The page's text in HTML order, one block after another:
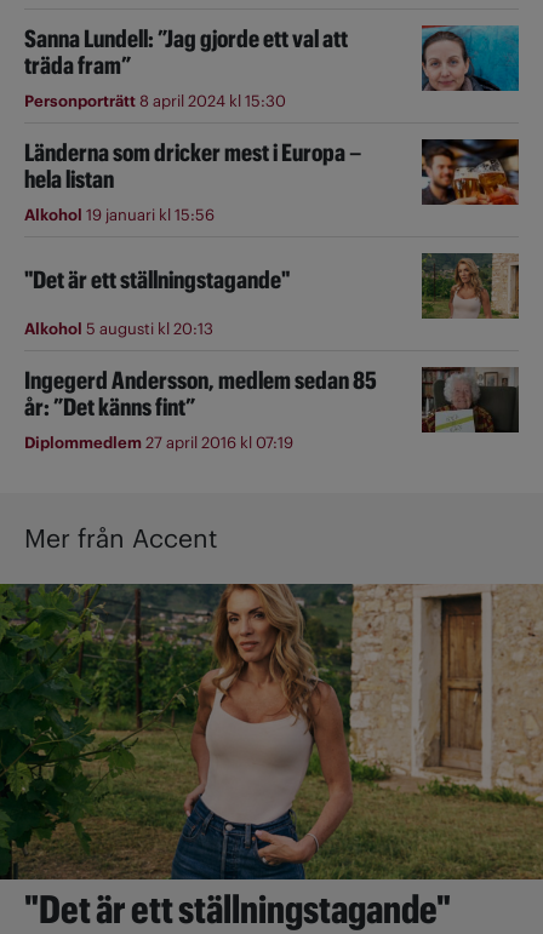
Sanna Lundell: ”Jag gjorde ett val att
träda fram”
Personporträtt8 april 2024 kl 15:30
Länderna som dricker mest i Europa –
hela listan
Alkohol 19 januari kl 15:56
"Det är ett ställningstagande"
Alkohol 5 augusti kl 20:13
Ingegerd Andersson, medlem sedan 85
år: ”Det känns fint”
Diplommedlem27 april 2016 kl 07:19
Mer från Accent
"Det är ett ställningstagande"